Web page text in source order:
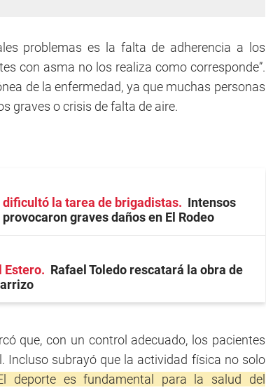
problemas es la falta de adherencia a los
con asma no los realiza como corresponde”.
de la enfermedad, ya que muchas personas
graves o crisis de falta de aire.
dificultó la tarea de brigadistas
Intensos
graves daños en El Rodeo
Estero
Rafael Toledo rescatará la obra de
que, con un control adecuado, los pacientes
Incluso subrayó que la actividad física no solo
deporte es fundamental para la salud del